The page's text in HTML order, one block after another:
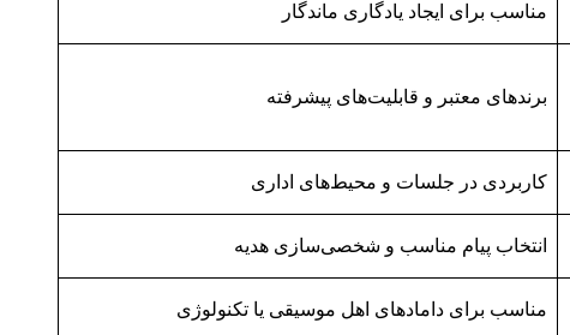
مناسب برای ایجاد یادگاری ماندگار
برندهای معتبر و قابلیت‌های پیشرفته
کاربردی در جلسات و محیط‌های اداری
انتخاب پیام مناسب و شخصی‌سازی هدیه
مناسب برای دامادهای اهل موسیقی یا تکنولوژی